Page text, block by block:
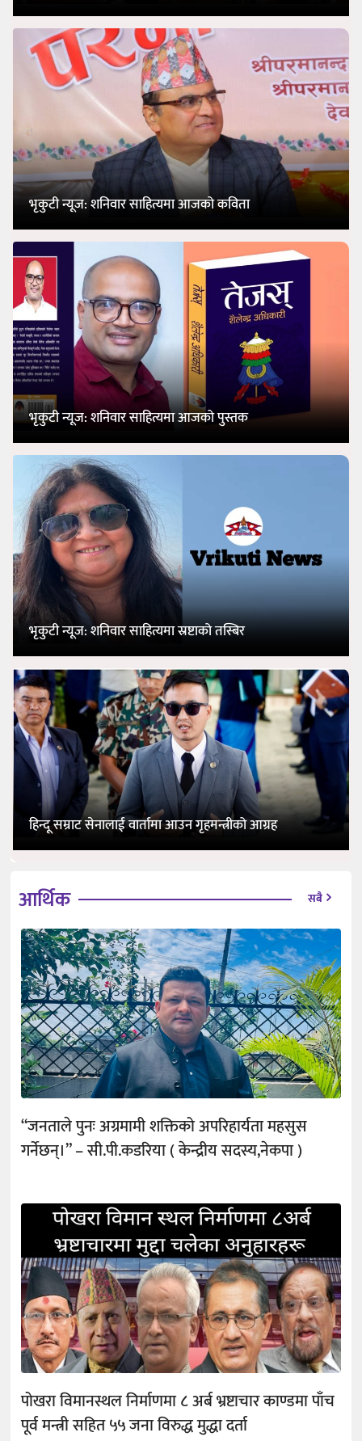
भृकुटी न्यूज: शनिवार साहित्यमा आजको कविता
भृकुटी न्यूज: शनिवार साहित्यमा आजको पुस्तक
भृकुटी न्यूज: शनिवार साहित्यमा स्रष्टाको तस्बिर
हिन्दू सम्राट सेनालाई वार्तामा आउन गृहमन्त्रीको आग्रह
आर्थिक सबै
“जनताले पुनः अग्रमामी शक्तिको अपरिहार्यता महसुस
गर्नेछन्।” – सी.पी.कडरिया ( केन्द्रीय सदस्य,नेकपा )
पोखरा विमानस्थल निर्माणमा ८ अर्ब भ्रष्टाचार काण्डमा पाँच
पूर्व मन्त्री सहित ५५ जना विरुद्ध मुद्धा दर्ता